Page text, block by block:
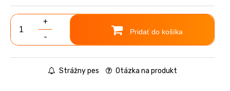
+
-
Pridať do košíka
Strážny pes Otázka na produkt